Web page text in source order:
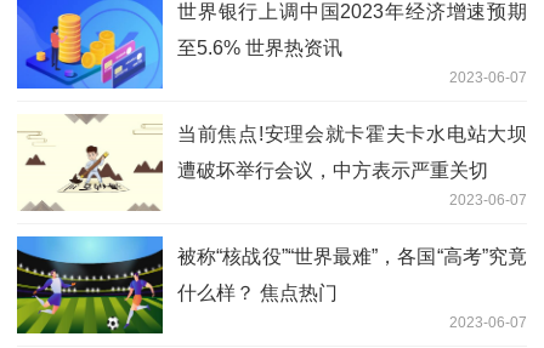
世界银行上调中国2023年经济增速预期
至5.6% 世界热资讯
2023-06-07
当前焦点!安理会就卡霍夫卡水电站大坝
遭破坏举行会议，中方表示严重关切
2023-06-07
被称“核战役”“世界最难”，各国“高考”究竟
什么样？ 焦点热门
2023-06-07